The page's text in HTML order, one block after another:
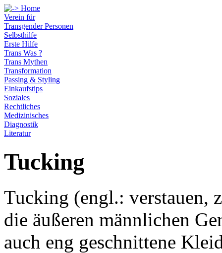
Verein für
Transgender Personen
Selbsthilfe
Erste Hilfe
Trans Was ?
Trans Mythen
Transformation
Passing & Styling
Einkaufstips
Soziales
Rechtliches
Medizinisches
Diagnostik
Literatur
Tucking
Tucking (engl.: verstauen,
die äußeren männlichen
auch eng geschnittene